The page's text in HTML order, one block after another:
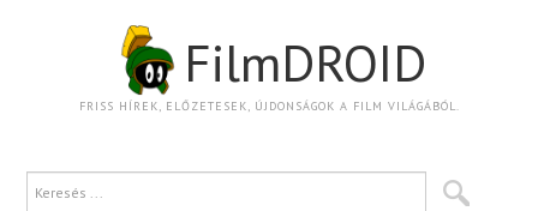
FilmDROID
FRISS HÍREK, ELŐZETESEK, ÚJDONSÁGOK A FILM VILÁGÁBÓL.